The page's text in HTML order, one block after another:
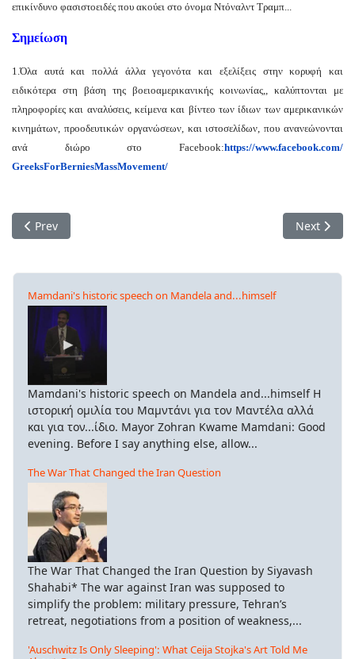
επικίνδυνο φασιστοειδές που ακούει στο όνομα Ντόναλντ Τραμπ...
Σημείωση
1.Όλα αυτά και πολλά άλλα γεγονότα και εξελίξεις στην κορυφή και
ειδικότερα στη βάση της βοειοαμερικανικής κοινωνίας,, καλύπτονται με
πληροφορίες και αναλύσεις, κείμενα και βίντεο των ίδιων των αμερικανικών
κινημάτων, προοδευτικών οργανώσεων, και ιστοσελίδων, που ανανεώνονται
ανά διώρο στο Facebook:https://www.facebook.com/
GreeksForBerniesMassMovement/
Previous article: Μετά από 25 χρόνια Η γενοκτονία στη
Prev Next
Next
Mamdani's historic speech on Mandela and...himself
Mamdani's historic speech on Mandela and...himself Η
ιστορική ομιλία του Μαμντάνι για τον Μαντέλα αλλά
και για τον...ίδιο. Mayor Zohran Kwame Mamdani: Good
evening. Before I say anything else, allow...
The War That Changed the Iran Question
The War That Changed the Iran Question by Siyavash
Shahabi* The war against Iran was supposed to
simplify the problem: military pressure, Tehran’s
retreat, negotiations from a position of weakness,...
'Auschwitz Is Only Sleeping': What Ceija Stojka's Art Told Me